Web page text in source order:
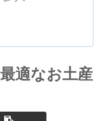
適なお土産